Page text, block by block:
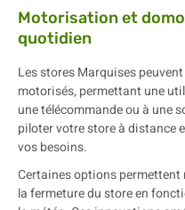
Motorisation et
quotidien
Les stores Marquises
motorisés, permettant une
une télécommande ou à une
piloter votre store à distance
vos besoins.
Certaines options permettent
la fermeture du store en